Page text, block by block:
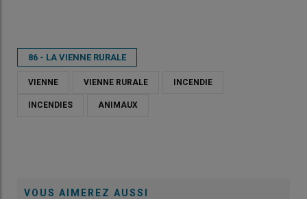
86 - LA VIENNE RURALE
VIENNE VIENNE RURALE INCENDIE
INCENDIES ANIMAUX
VOUS AIMEREZ AUSSI